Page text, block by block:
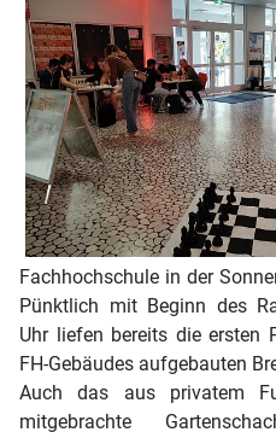
Fachhochschule in der
Pünktlich mit Beginn des
Uhr liefen bereits die ersten
FH-Gebäudes aufgebauten
Auch das aus privatem
mitgebrachte